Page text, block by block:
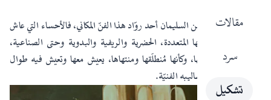
مقالات
سرد
تشكيل
يُعدّ الفنان عبد الرحمن السليمان أحد روّاد هذا الفنّ المكاني، فالأحساء التي عاش
فيها طفولته، ببيئاتها المتعددة، الحضرية والريفية والبدوية وحتى الصناعية،
تعمُر لوحاته وتسكنها، وكأنها مُنطلَقها ومنتهاها، يعيش معها وتعيش فيه طوال
مسيرته واختلاف أساليبه الفنيّة.